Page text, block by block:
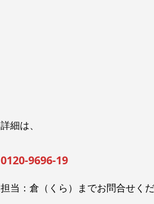
詳細は、
0120-9696-19
担当：倉（くら）までお問合せく